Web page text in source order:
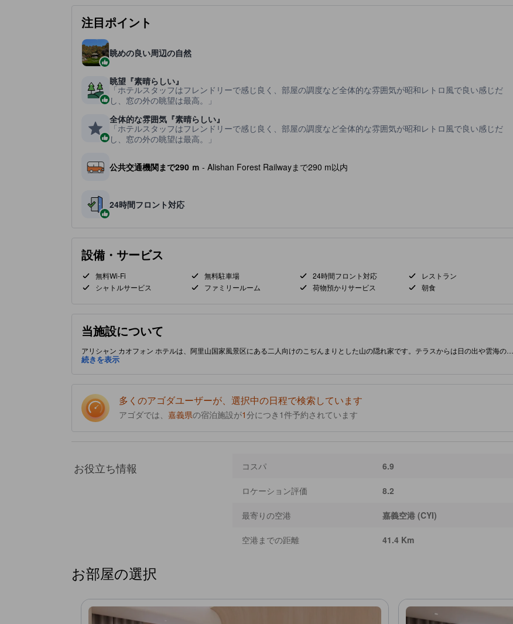
注目ポイント
眺めの良い周辺の自然
眺望『素晴らしい』
ホテルスタッフはフレンドリーで感じ良く、部屋の調度など全体的な雰囲気が昭和レトロ風で良い感じだ
し、窓の外の眺望は最高。
全体的な雰囲気『素晴らしい』
ホテルスタッフはフレンドリーで感じ良く、部屋の調度など全体的な雰囲気が昭和レトロ風で良い感じだ
し、窓の外の眺望は最高。
公共交通機関まで290 ｍ - Alishan Forest Railwayまで290 m以内
24時間フロント対応
設備・サービス
無料Wi-Fi 無料駐車場 24時間フロント対応
レストラン
シャトルサービス
ファミリールーム 荷物預かりサービス 朝食
当施設について
アリシャン カオフォン ホテルは、阿里山国家風景区にある二人向けのこぢんまりとした山の隠れ家です。テラスからは日の出や雲海の眺
めを楽しめ、屋上での星空観察や、近くの歴史ある阿里山森林鉄道の観察もできます。茶畑が広がる霧深い阿里山郷に位置し、日の出テ
ラスや狭軌鉄道に近接するこのホテルは、自然の中での利便性を両立しています。24時間対応のフロント、毎日のハウスキーピング、館
す。］
続きを表示
多くのアゴダユーザーが、選択中の日程で検索しています
アゴダでは、 嘉義県の宿泊施設が1分につき1件予約されています
お役立ち情報 コスパ 6.9
ロケーション評価 8.2
最寄りの空港 嘉義空港 (CYI)
空港までの距離 41.4 Km
お部屋の選択